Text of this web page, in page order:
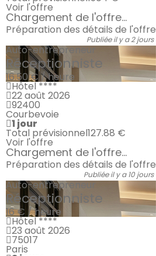
Voir l'offre
Chargement de l'offre...
Préparation des détails de l'offre
Publiée il y a 2 jours
Auto-entrepreneur
Réceptionniste
16.50 € / heure
Hôtel ****
22 août 2026
92400
Courbevoie
1 jour
Total prévisionnel127.88 €
Voir l'offre
Chargement de l'offre...
Préparation des détails de l'offre
Publiée il y a 10 jours
Auto-entrepreneur
Réceptionniste
16 € / heure
Hôtel ****
23 août 2026
75017
Paris